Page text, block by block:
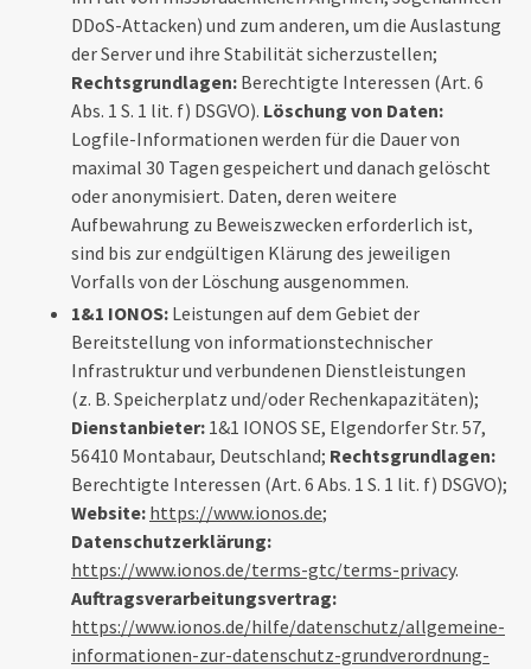
DDoS-Attacken) und zum anderen, um die Auslastung
der Server und ihre Stabilität sicherzustellen;
Rechtsgrundlagen: Berechtigte Interessen (Art. 6
Abs. 1 S. 1 lit. f) DSGVO). Löschung von Daten:
Logfile-Informationen werden für die Dauer von
maximal 30 Tagen gespeichert und danach gelöscht
oder anonymisiert. Daten, deren weitere
Aufbewahrung zu Beweiszwecken erforderlich ist,
sind bis zur endgültigen Klärung des jeweiligen
Vorfalls von der Löschung ausgenommen.
1&1 IONOS: Leistungen auf dem Gebiet der
Bereitstellung von informationstechnischer
Infrastruktur und verbundenen Dienstleistungen
(z. B. Speicherplatz und/oder Rechenkapazitäten);
Dienstanbieter: 1&1 IONOS SE, Elgendorfer Str. 57,
56410 Montabaur, Deutschland; Rechtsgrundlagen:
Berechtigte Interessen (Art. 6 Abs. 1 S. 1 lit. f) DSGVO);
Website: https://www.ionos.de;
Datenschutzerklärung:
https://www.ionos.de/terms-gtc/terms-privacy.
Auftragsverarbeitungsvertrag:
https://www.ionos.de/hilfe/datenschutz/allgemeine-
informationen-zur-datenschutz-grundverordnung-